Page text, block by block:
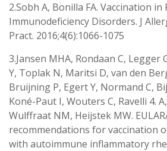
2.Sobh A, Bonilla FA. Vaccination in
Immunodeficiency Disorders. J
Pract. 2016;4(6):1066-1075
3.Jansen MHA, Rondaan C, Legger
Y, Toplak N, Maritsi D, van den
Bruijning P, Egert Y, Normand C,
Koné-Paut I, Wouters C, Ravelli 4.
Wulffraat NM, Heijstek MW.
recommendations for vaccination
with autoimmune inflammatory